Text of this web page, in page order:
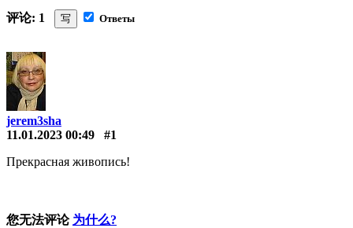
评论: 1 写 Ответы
jerem3sha
11.01.2023 00:49
#1
Прекрасная живопись!
您无法评论 为什么?